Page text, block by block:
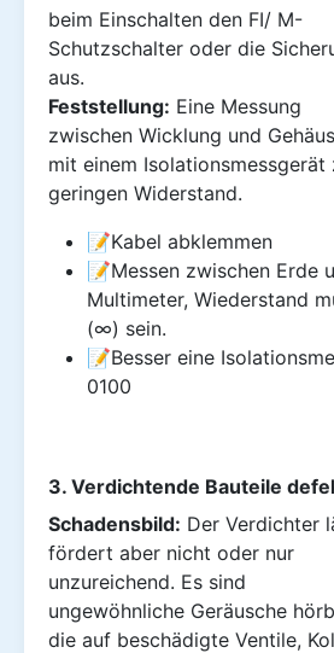
beim Einschalten den FI/ M-
Schutzschalter oder die
aus.
Feststellung: Eine Messung
zwischen Wicklung und
mit einem Isolationsmessgerät
geringen Widerstand.
📝Kabel abklemmen
📝Messen zwischen Erde
Multimeter, Wiederstand
(∞) sein.
📝Besser eine
0100
3. Verdichtende Bauteile
Schadensbild: Der Verdichter
fördert aber nicht oder nur
unzureichend. Es sind
ungewöhnliche Geräusche
die auf beschädigte Ventile,